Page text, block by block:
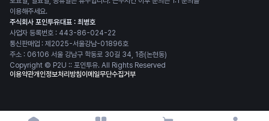
이용해주세요.
주식회사 포인투유대표 : 최병호
사업자 등록번호 : 443-86-024-22
통신판매업 : 제2025-서울강남-01896호
주소 : 06106 서울 강남구 학동로 30길 34, 1층(논현동)
Copyright © P2U :: 포인투유. All Rights Reserved
이용약관개인정보처리방침이메일무단수집거부